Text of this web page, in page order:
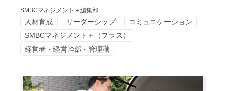
SMBCマネジメント＋編集部
人材育成 リーダーシップ
コミュニケーション
SMBCマネジメント＋（プラス）
経営者・経営幹部・管理職